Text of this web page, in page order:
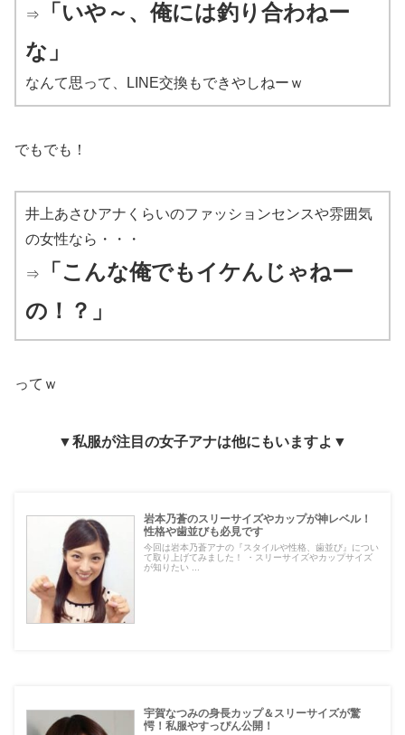
⇒
「いや～、俺には釣り合わねー
な」
なんて思って、LINE交換もできやしねーｗ
でもでも！
井上あさひアナくらいのファッションセンスや雰囲気
の女性なら・・・
⇒
「こんな俺でもイケんじゃねー
の！？」
ってｗ
▼私服が注目の女子アナは他にもいますよ▼
岩本乃蒼のスリーサイズやカップが神レベル！
性格や歯並びも必見です
今回は岩本乃蒼アナの『スタイルや性格、歯並び』につい
て取り上げてみました！ ・スリーサイズやカップサイズ
が知りたい ...
宇賀なつみの身長カップ＆スリーサイズが驚
愕！私服やすっぴん公開！